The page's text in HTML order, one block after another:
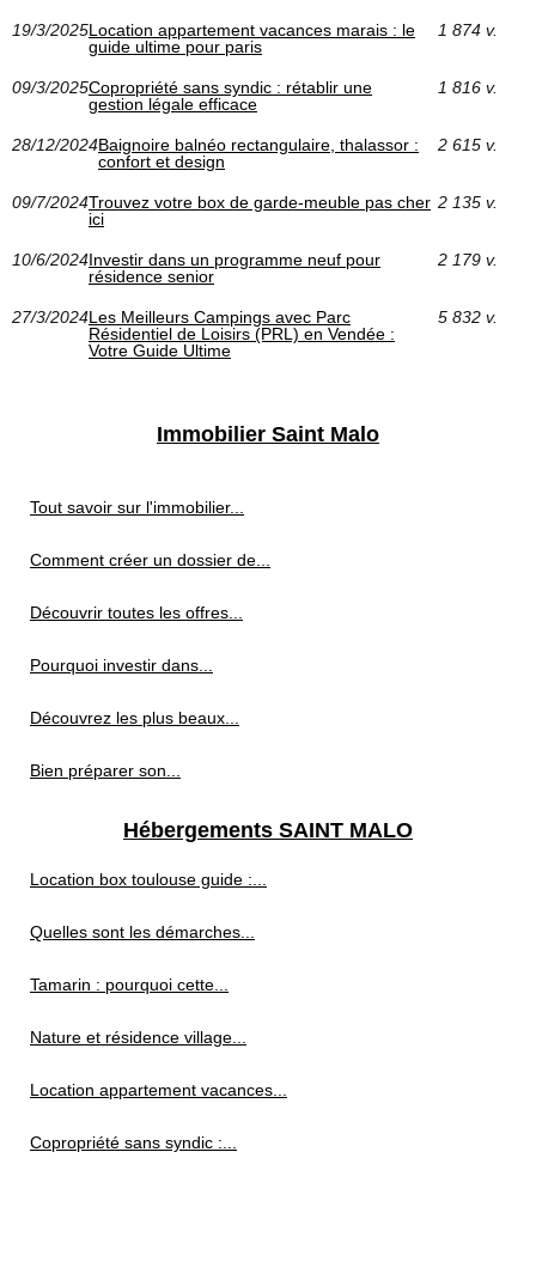
19/3/2025Location appartement vacances marais : le
guide ultime pour paris
1 874 v.
09/3/2025Copropriété sans syndic : rétablir une
gestion légale efficace
1 816 v.
28/12/2024Baignoire balnéo rectangulaire, thalassor :
confort et design
2 615 v.
09/7/2024Trouvez votre box de garde-meuble pas cher
ici
2 135 v.
10/6/2024Investir dans un programme neuf pour
résidence senior
2 179 v.
27/3/2024Les Meilleurs Campings avec Parc
Résidentiel de Loisirs (PRL) en Vendée :
Votre Guide Ultime
5 832 v.
Immobilier Saint Malo
Tout savoir sur l'immobilier...
Comment créer un dossier de...
Découvrir toutes les offres...
Pourquoi investir dans...
Découvrez les plus beaux...
Bien préparer son...
Hébergements SAINT MALO
Location box toulouse guide :...
Quelles sont les démarches...
Tamarin : pourquoi cette...
Nature et résidence village...
Location appartement vacances...
Copropriété sans syndic :...